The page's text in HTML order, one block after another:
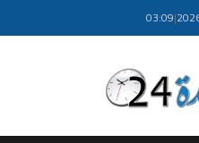
|
03:09